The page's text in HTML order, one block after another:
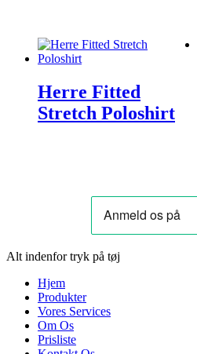
Herre Fitted
Stretch Poloshirt
Alt indenfor tryk på tøj
Hjem
Produkter
Vores Services
Om Os
Prisliste